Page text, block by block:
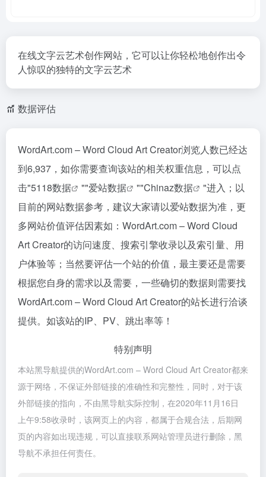
在线文字云艺术创作网站，它可以让你轻松地创作出令
人惊叹的独特的文字云艺术
数据评估
WordArt.com – Word Cloud Art Creator浏览人数已经达
到6,937，如你需要查询该站的相关权重信息，可以点
击"5118数据 ""爱站数据 ""Chinaz数据
"进入；以
目前的网站数据参考，建议大家请以爱站数据为准，更
多网站价值评估因素如：WordArt.com – Word Cloud
Art Creator的访问速度、搜索引擎收录以及索引量、用
户体验等；当然要评估一个站的价值，最主要还是需要
根据您自身的需求以及需要，一些确切的数据则需要找
WordArt.com – Word Cloud Art Creator的站长进行洽谈
提供。如该站的IP、PV、跳出率等！
特别声明
本站黑导航提供的WordArt.com – Word Cloud Art Creator都来
源于网络，不保证外部链接的准确性和完整性，同时，对于该
外部链接的指向，不由黑导航实际控制，在2020年11月16日
上午9:58收录时，该网页上的内容，都属于合规合法，后期网
页的内容如出现违规，可以直接联系网站管理员进行删除，黑
导航不承担任何责任。